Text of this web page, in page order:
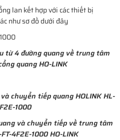
lan kết hợp với các thiết bị
như sơ đồ dưới đây
từ 4 đường quang về trung tâm
quang HO-LINK
và chuyển tiếp về trung tâm
4F2E-1000 HO-LINK